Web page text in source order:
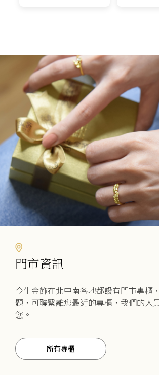
門市資訊
今生金飾在北中南各地都設有門市專櫃
題，可聯繫離您最近的專櫃，我們的人
您。
所有專櫃